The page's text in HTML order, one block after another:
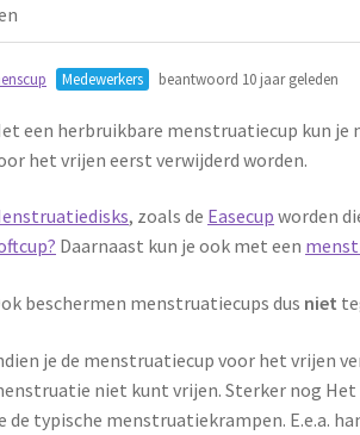
Medewerkers beantwoord 10 jaar geleden
een herbruikbare menstruatiecup kun
het vrijen eerst verwijderd worden.
, zoals de Easecup worden
Daarnaast kun je ook met een
beschermen menstruatiecups dus niet
je de menstruatiecup voor het vrijen
niet kunt vrijen. Sterker nog
de typische menstruatiekrampen. E.e.a.